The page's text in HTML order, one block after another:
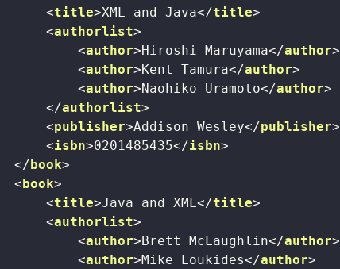
<title>XML and Java</title>
<authorlist>
<author>Hiroshi Maruyama</author>
<author>Kent Tamura</author>
<author>Naohiko Uramoto</author>
</authorlist>
<publisher>Addison Wesley</publisher>
<isbn>0201485435</isbn>
</ book>
< book>
<title>Java and XML</title>
<authorlist>
<author> Brett McLaughlin</author>
<author>Mike Loukides</author>